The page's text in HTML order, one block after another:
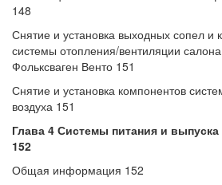
148
Снятие и установка выходных сопел и
системы отопления/вентиляции
Фольксваген Венто 151
Снятие и установка компонентов
воздуха 151
Глава 4 Системы питания и
152
Общая информация 152